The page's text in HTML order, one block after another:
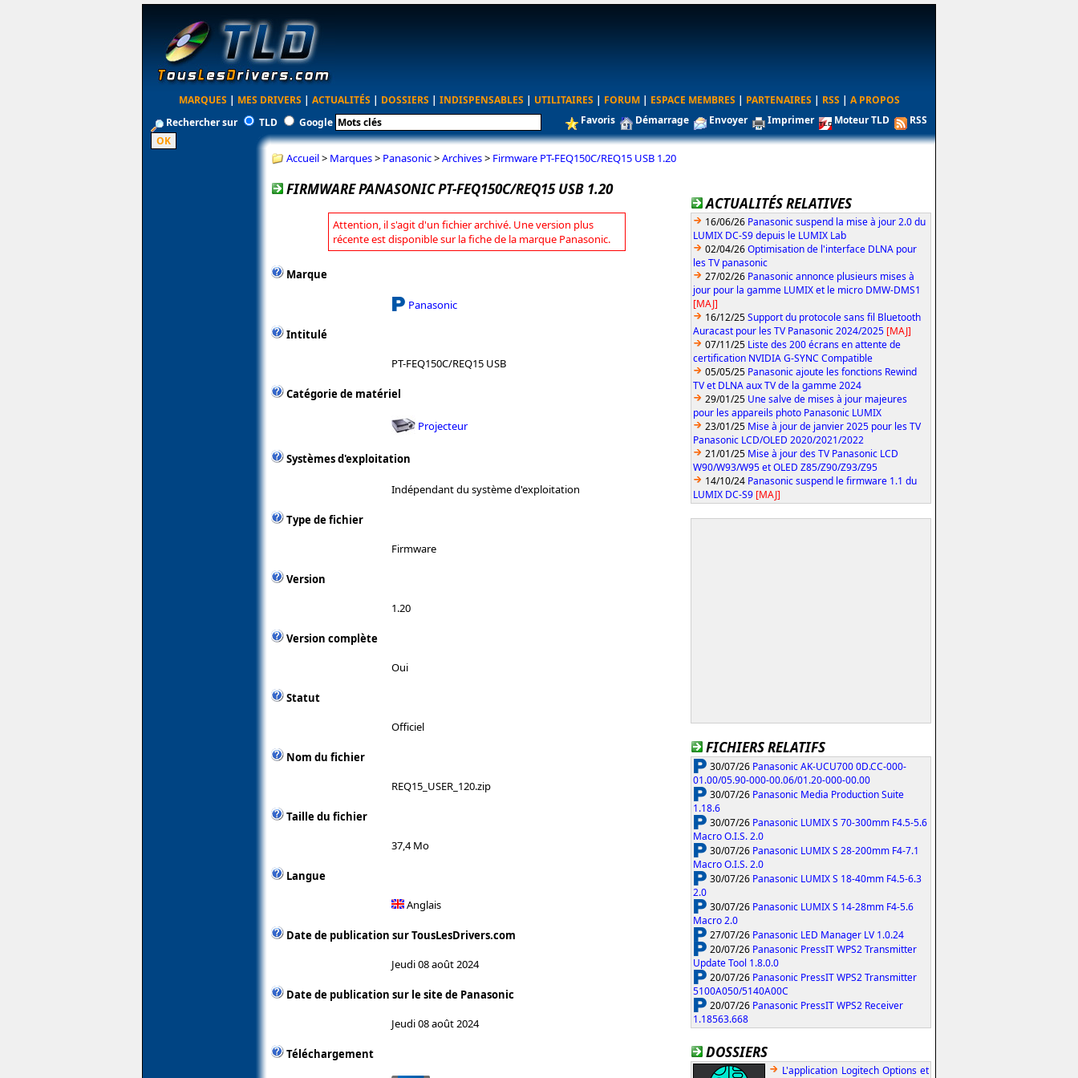
MARQUES | MES DRIVERS | ACTUALITÉS | DOSSIERS | INDISPENSABLES | UTILITAIRES | FORUM | ESPACE MEMBRES | PARTENAIRES | RSS | A PROPOS
Rechercher sur
TLD Google Favoris Démarrage Envoyer Imprimer Moteur TLD RSS
Accueil> Marques> Panasonic>Archives> Firmware PT-FEQ150C/REQ15 USB 1.20
FIRMWARE PANASONIC PT-FEQ150C/REQ15 USB 1.20
Attention, il s'agit d'un fichier archivé. Une version plus
récente est disponible sur la fiche de la marque Panasonic.
Marque
Panasonic
Intitulé
PT-FEQ150C/REQ15 USB
Catégorie de matériel
Projecteur
Systèmes d'exploitation
Indépendant du système d'exploitation
Type de fichier
Firmware
Version
1.20
Version complète
Oui
Statut
Officiel
Nom du fichier
REQ15_USER_120.zip
Taille du fichier
37,4 Mo
Langue
Anglais
Date de publication sur TousLesDrivers.com
Jeudi 08 août 2024
Date de publication sur le site de Panasonic
Jeudi 08 août 2024
Téléchargement
ACTUALITÉS RELATIVES
16/06/26 Panasonic suspend la mise à jour 2.0 du
LUMIX DC-S9 depuis le LUMIX Lab
02/04/26Optimisation de l'interface DLNA pour
les TV panasonic
27/02/26 Panasonic annonce plusieurs mises à
jour pour la gamme LUMIX et le micro DMW-DMS1
[MAJ]
16/12/25Support du protocole sans fil Bluetooth
Auracast pour les TV Panasonic 2024/2025 [MAJ]
07/11/25 Liste des 200 écrans en attente de
certification NVIDIA G-SYNC Compatible
05/05/25 Panasonic ajoute les fonctions Rewind
TV et DLNA aux TV de la gamme 2024
29/01/25 Une salve de mises à jour majeures
pour les appareils photo Panasonic LUMIX
23/01/25 Mise à jour de janvier 2025 pour les TV
Panasonic LCD/OLED 2020/2021/2022
21/01/25 Mise à jour des TV Panasonic LCD
W90/W93/W95 et OLED Z85/Z90/Z93/Z95
14/10/24 Panasonic suspend le firmware 1.1 du
LUMIX DC-S9 [MAJ]
FICHIERS RELATIFS
30/07/26 Panasonic AK-UCU700 0D.CC-000-
01.00/05.90-000-00.06/01.20-000-00.00
30/07/26 Panasonic Media Production Suite
1.18.6
30/07/26 Panasonic LUMIX S 70-300mm F4.5-5.6
Macro O.I.S. 2.0
30/07/26 Panasonic LUMIX S 28-200mm F4-7.1
Macro O.I.S. 2.0
30/07/26 Panasonic LUMIX S 18-40mm F4.5-6.3
2.0
30/07/26 Panasonic LUMIX S 14-28mm F4-5.6
Macro 2.0
27/07/26 Panasonic LED Manager LV 1.0.24
20/07/26 Panasonic PressIT WPS2 Transmitter
Update Tool 1.8.0.0
20/07/26 Panasonic PressIT WPS2 Transmitter
5100A050/5140A00C
20/07/26 Panasonic PressIT WPS2 Receiver
1.18563.668
DOSSIERS
L'application Logitech Options et